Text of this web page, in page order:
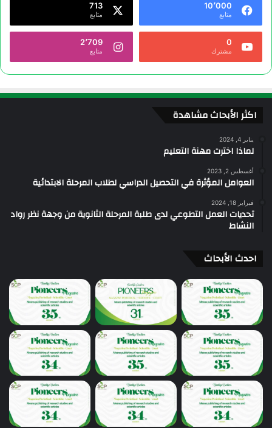
10٬000
متابع
713
متابع
0
مشترك
2٬709
متابع
اكثر الأبحاث مشاهدة
يناير 4, 2024
لماذا اخترت مهنة التعليم
أغسطس 2, 2023
العوامل المؤثرة في التحصيل الدراسي لطلاب المرحلة الابتدائية
فبراير 18, 2024
تحديات العمل التطوعي لدى طلبة المرحلة الثانوية من وجهة نظر رواد
النشاط
احدث الأبحاث